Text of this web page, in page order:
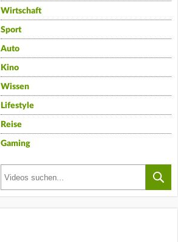
Wirtschaft
Sport
Auto
Kino
Wissen
Lifestyle
Reise
Gaming